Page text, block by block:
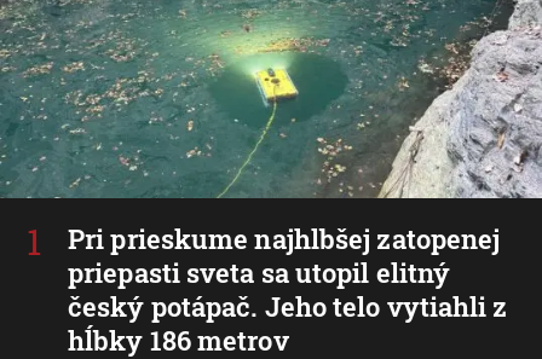
Pri prieskume najhlbšej zatopenej
priepasti sveta sa utopil elitný
český potápač. Jeho telo vytiahli z
hĺbky 186 metrov